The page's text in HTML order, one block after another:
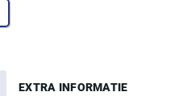
EXTRA INFORMATIE